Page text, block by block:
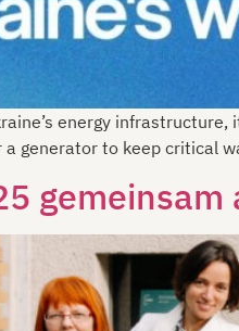
energy
a generator to keep critical